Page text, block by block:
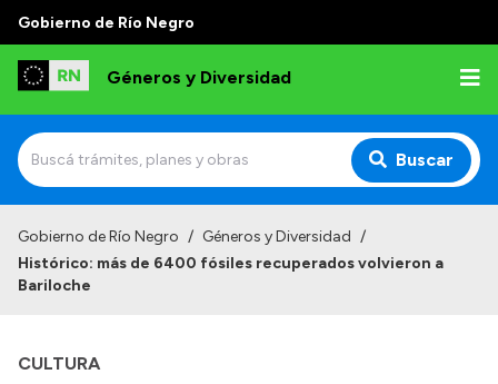
Gobierno de Río Negro
Géneros y Diversidad
Buscar
Institucional
Programas y capacitaciones
Gobierno de Río Negro / Géneros y Diversidad /
Histórico: más de 6400 fósiles recuperados volvieron a
Bariloche
CULTURA